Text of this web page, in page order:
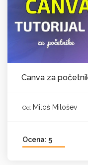
Canva za
Od: Miloš Milošev
Ocena: 5